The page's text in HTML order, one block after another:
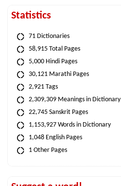
Statistics
71 Dictionaries
58,915 Total Pages
5,000 Hindi Pages
30,121 Marathi Pages
2,921 Tags
2,309,309 Meanings in Dictionary
22,745 Sanskrit Pages
1,153,927 Words in Dictionary
1,048 English Pages
1 Other Pages